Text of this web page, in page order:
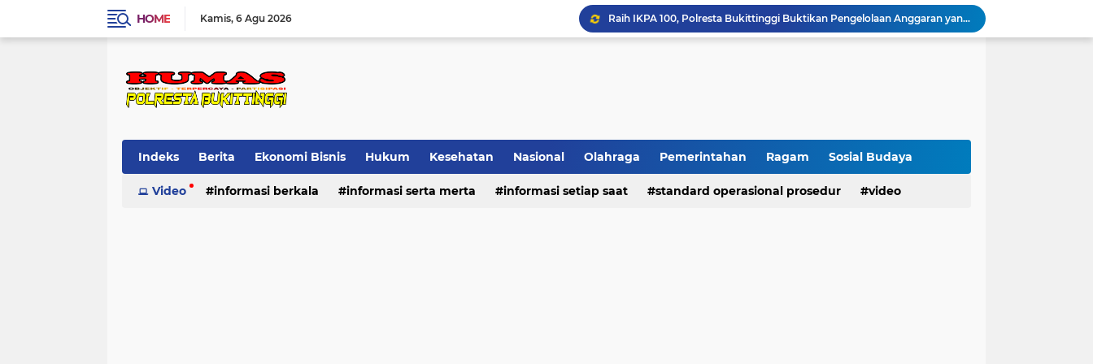
HOME Kamis 6 Agu 2026
Raih IKPA 100, Polresta Bukittinggi Buktikan Pengelolaan Anggaran yang Profesional dan Akuntabel
Polresta Bukittinggi Gelar Upacara Sertijab Sejumlah Pejabat dan laporan Kenaikan Pangkat Pengabdian
Perkuat Akuntabilitas dan Profesionalisme, Polresta Bukittinggi Terima Audit Kinerja Itwasum Polri Tahap II Tahun 2026
Indeks Berita Ekonomi Bisnis Hukum Kesehatan Nasional Olahraga Pemerintahan Ragam Sosial Budaya
Standard Operasional Prosedur Video
Video informasi berkala informasi serta merta informasi setiap saat standard operasional prosedur video